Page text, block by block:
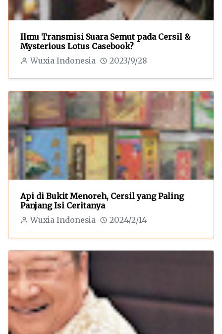
Ilmu Transmisi Suara Semut pada Cersil &
Mysterious Lotus Casebook?
Wuxia Indonesia 2023/9/28
Api di Bukit Menoreh, Cersil yang Paling
Panjang Isi Ceritanya
Wuxia Indonesia 2024/2/14